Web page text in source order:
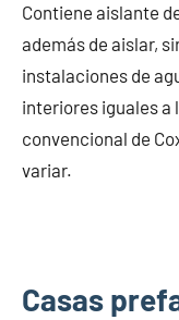
Contiene aislante
además de aislar,
instalaciones de
interiores iguales a
convencional de
variar.
Casas